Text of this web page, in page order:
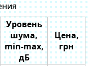
Уровень
шума,
min-max,
дБ
Цена,
грн